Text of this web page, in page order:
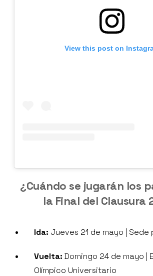
View this post on
¿Cuándo se jugarán los
la Final del Clausura
Ida: Jueves 21 de mayo |
Vuelta: Domingo 24 de mayo |
Olímpico Universitario